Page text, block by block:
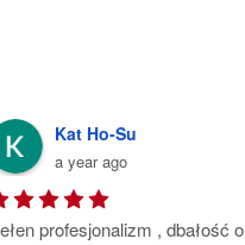
Jarek
5 years ago
firmę p. Roberta,